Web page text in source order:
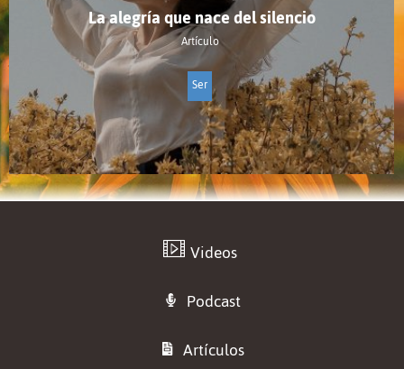
La alegría que nace del silencio
Artículo
Ser
Videos
Podcast
Artículos